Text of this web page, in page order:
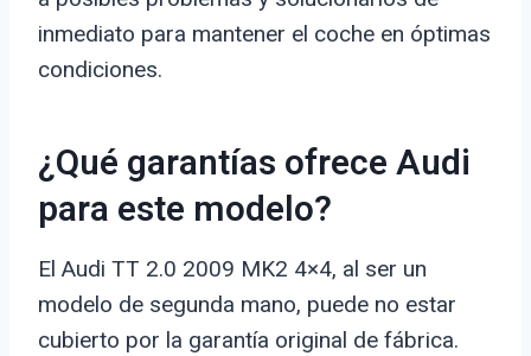
inmediato para mantener el coche en óptimas
condiciones.
¿Qué garantías ofrece Audi
para este modelo?
El Audi TT 2.0 2009 MK2 4×4, al ser un
modelo de segunda mano, puede no estar
cubierto por la garantía original de fábrica.